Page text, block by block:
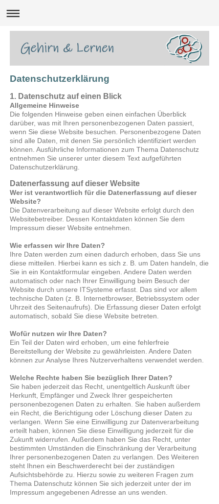
Datenschutzerklärung
1. Datenschutz auf einen Blick
Allgemeine Hinweise
Die folgenden Hinweise geben einen einfachen Überblick
darüber, was mit Ihren personenbezogenen Daten passiert,
wenn Sie diese Website besuchen. Personenbezogene Daten
sind alle Daten, mit denen Sie persönlich identifiziert werden
können. Ausführliche Informationen zum Thema Datenschutz
entnehmen Sie unserer unter diesem Text aufgeführten
Datenschutzerklärung.
Datenerfassung auf dieser Website
Wer ist verantwortlich für die Datenerfassung auf dieser
Website?
Die Datenverarbeitung auf dieser Website erfolgt durch den
Websitebetreiber. Dessen Kontaktdaten können Sie dem
Impressum dieser Website entnehmen.
Wie erfassen wir Ihre Daten?
Ihre Daten werden zum einen dadurch erhoben, dass Sie uns
diese mitteilen. Hierbei kann es sich z. B. um Daten handeln, die
Sie in ein Kontaktformular eingeben. Andere Daten werden
automatisch oder nach Ihrer Einwilligung beim Besuch der
Website durch unsere ITSysteme erfasst. Das sind vor allem
technische Daten (z. B. Internetbrowser, Betriebssystem oder
Uhrzeit des Seitenaufrufs). Die Erfassung dieser Daten erfolgt
automatisch, sobald Sie diese Website betreten.
Wofür nutzen wir Ihre Daten?
Ein Teil der Daten wird erhoben, um eine fehlerfreie
Bereitstellung der Website zu gewährleisten. Andere Daten
können zur Analyse Ihres Nutzerverhaltens verwendet werden.
Welche Rechte haben Sie bezüglich Ihrer Daten?
Sie haben jederzeit das Recht, unentgeltlich Auskunft über
Herkunft, Empfänger und Zweck Ihrer gespeicherten
personenbezogenen Daten zu erhalten. Sie haben außerdem
ein Recht, die Berichtigung oder Löschung dieser Daten zu
verlangen. Wenn Sie eine Einwilligung zur Datenverarbeitung
erteilt haben, können Sie diese Einwilligung jederzeit für die
Zukunft widerrufen. Außerdem haben Sie das Recht, unter
bestimmten Umständen die Einschränkung der Verarbeitung
Ihrer personenbezogenen Daten zu verlangen. Des Weiteren
steht Ihnen ein Beschwerderecht bei der zuständigen
Aufsichtsbehörde zu. Hierzu sowie zu weiteren Fragen zum
Thema Datenschutz können Sie sich jederzeit unter der im
Impressum angegebenen Adresse an uns wenden.